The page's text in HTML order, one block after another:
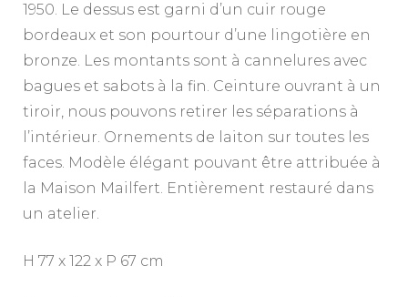
1950. Le dessus est garni d’un cuir rouge
bordeaux et son pourtour d’une lingotière en
bronze. Les montants sont à cannelures avec
bagues et sabots à la fin. Ceinture ouvrant à un
tiroir, nous pouvons retirer les séparations à
l’intérieur. Ornements de laiton sur toutes les
faces. Modèle élégant pouvant être attribuée à
la Maison Mailfert. Entièrement restauré dans
un atelier.
H 77 x 122 x P 67 cm